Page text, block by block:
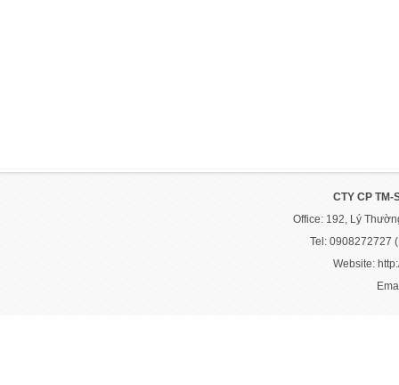
CTY CP TM-
Office: 192, Lý
Tel: 0908272727
Website: